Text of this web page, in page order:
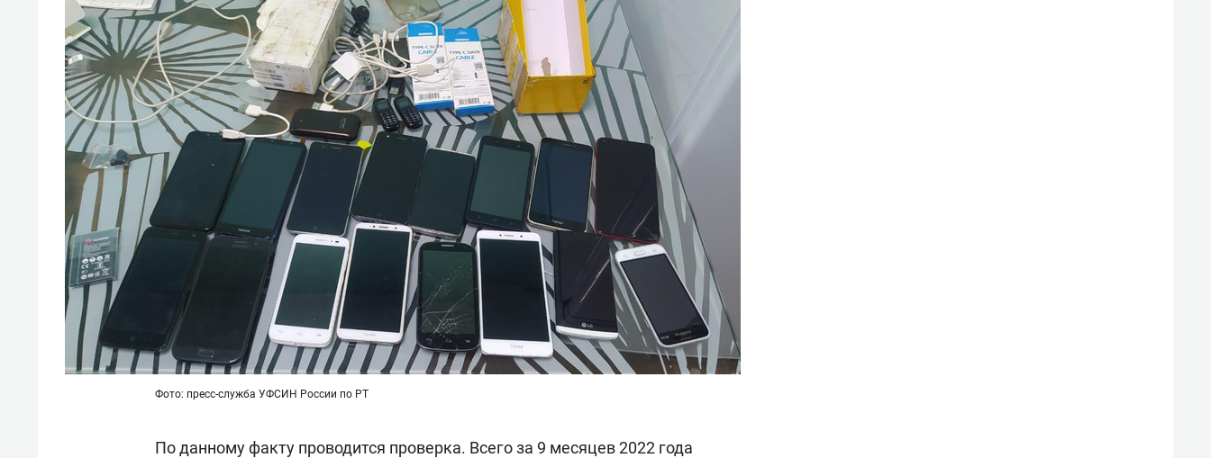
Фото: пресс-служба УФСИН России по РТ
По данному факту проводится проверка. Всего за 9 месяцев 2022 года